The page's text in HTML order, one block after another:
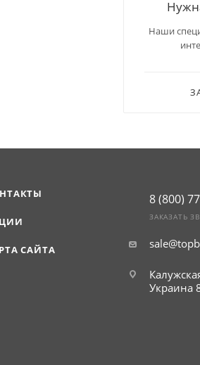
Наши
САЙТА
8 (800)
ЗАКАЗАТЬ
Украина